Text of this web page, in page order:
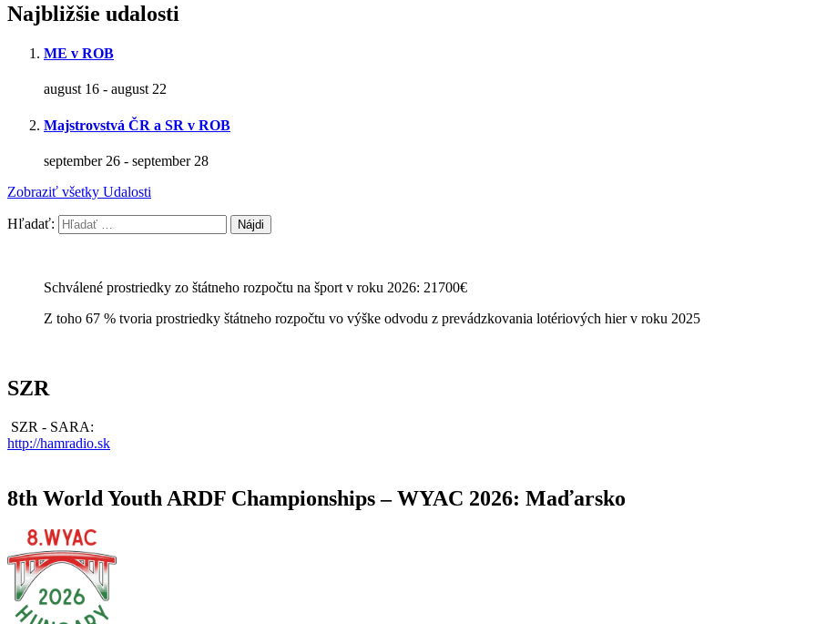
Najbližšie udalosti
ME v ROB
august 16 - august 22
Majstrovstvá ČR a SR v ROB
september 26 - september 28
Zobraziť všetky Udalosti
Hľadať:
Schválené prostriedky zo štátneho rozpočtu na šport v roku 2026: 21700€
Z toho 67 % tvoria prostriedky štátneho rozpočtu vo výške odvodu z prevádzkovania lotériových hier v roku 2025
SZR
SZR - SARA:
http://hamradio.sk
8th World Youth ARDF Championships – WYAC 2026: Maďarsko